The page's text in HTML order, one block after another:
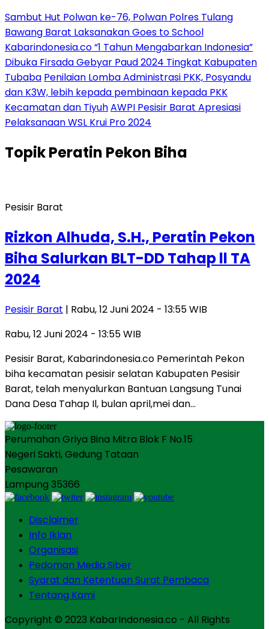
Sambut Hut Polwan ke-76, Polwan Polres Tulang
Bawang Barat Laksanakan Goes to School
Kabarindonesia.co “1 Tahun Mengabarkan Indonesia”
Dibuka Firsada Gebyar Paud 2024 Tingkat Kabupaten
Tubaba Penilaian Lomba Administrasi PKK, Posyandu
dan K3W, lebih kepada pembinaan kepada PKK
Kecamatan dan TiyuhAWPI Pesisir Barat Apresiasi
Pelaksanaan WSL Krui Pro 2024
TopikPeratin Pekon Biha
Pesisir Barat
Rizkon Alhuda, S.H., Peratin Pekon
Biha Salurkan BLT-DD Tahap ll TA
2024
Pesisir Barat | Rabu, 12 Juni 2024 - 13:55 WIB
Rabu, 12 Juni 2024 - 13:55 WIB
Pesisir Barat, Kabarindonesia.co Pemerintah Pekon
biha kecamatan pesisir selatan Kabupaten Pesisir
Barat, telah menyalurkan Bantuan Langsung Tunai
Dana Desa Tahap Il, bulan april,mei dan…
Perumahan Griya Bina Mitra Blok F No.15
Negeri Sakti, Gedung Tataan
Pesawaran
Lampung 35366
Disclaimer
Info Iklan
Organisasi
Pedoman Media Siber
Syarat dan Ketentuan Surat Pembaca
Tentang Kami
Copyright © 2023 KabarIndonesia.co - All Rights